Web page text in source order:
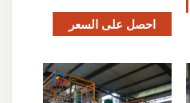
احصل على السعر